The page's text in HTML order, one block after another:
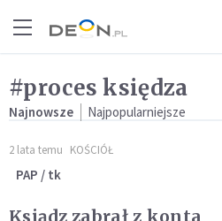
#proces księdza
Najnowsze Najpopularniejsze
2 lata temu KOŚCIÓŁ
PAP / tk
Ksiądz zabrał z konta